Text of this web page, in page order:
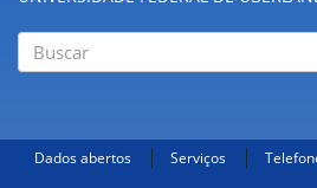
Dados abertos Serviços